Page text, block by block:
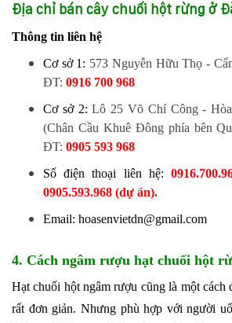
Địa chỉ bán cây chuối hột rừng ở
Thông tin liên hệ
Cơ sở 1: 573 Nguyễn Hữu Thọ -
ĐT: 0916 700 968
Cơ sở 2: Lô 25 Võ Chí Công -
(Chân Cầu Khuê Đông phía bên
ĐT: 0905 593 968
Số điện thoại liên hệ:
0905.593.968 (dự án).
Email: hoasenvietdn@gmail.com
4. Cách ngâm rượu hạt chuối hột
Hạt chuối hột ngâm rượu cũng là một cách
rất đơn giản. Nhưng phù hợp với người